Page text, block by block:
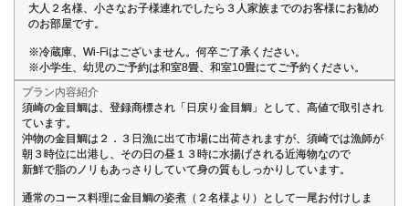
大人２名様、小さなお子様連れでしたら３人家族までのお客様にお勧め
のお部屋です。
※冷蔵庫、Wi-Fiはございません。何卒ご了承ください。
※小学生、幼児のご予約は和室8畳、和室10畳にてご予約ください。
プラン内容紹介
須崎の金目鯛は、登録商標され「日戻り金目鯛」として、高値で取引され
ています。
沖物の金目鯛は２．３日漁に出て市場に出荷されますが、須崎では漁師が
朝３時位に出港し、その日の昼１３時に水揚げされる近海物なので
新鮮で脂のノリもあっさりしていて身の質もしっかりしています。
通常のコース料理に金目鯛の姿煮（２名様より）として一尾お付けしま